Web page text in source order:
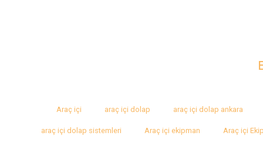
Araç içi araç içi dolap araç içi dolap ankara
araç içi dolap sistemleri Araç içi ekipman Araç içi